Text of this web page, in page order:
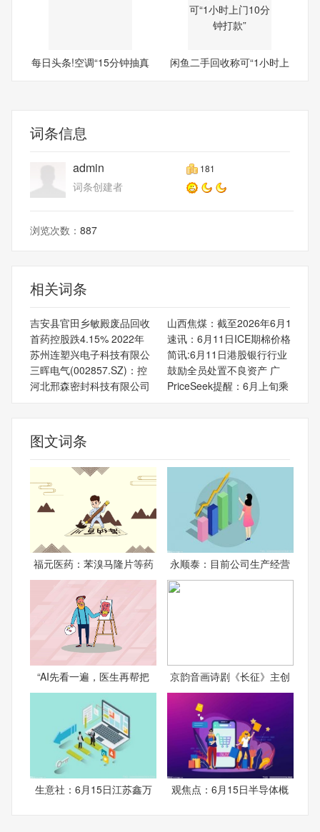
每日头条!空调“15分钟抽真 闲鱼二手回收称可“1小时上
词条信息
admin 181
词条创建者
浏览次数： 887
相关词条
吉安县官田乡敏殿废品回收
山西焦煤：截至2026年6月1
首药控股跌4.15% 2022年
速讯：6月11日ICE期棉价格
苏州连塑兴电子科技有限公
简讯:6月11日港股银行行业
三晖电气(002857.SZ)：控
鼓励全员处置不良资产 广
河北邢森密封科技有限公司
PriceSeek提醒：6月上旬乘
图文词条
福元医药：苯溴马隆片等药 永顺泰：目前公司生产经营
“AI先看一遍，医生再帮把 京韵音画诗剧《长征》主创
生意社：6月15日江苏鑫万 观焦点：6月15日半导体概